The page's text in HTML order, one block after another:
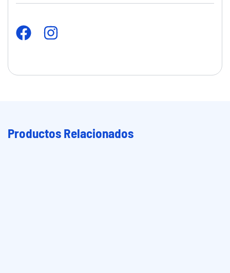
Productos Relacionados